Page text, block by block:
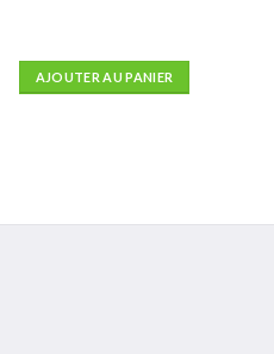
AJOUTER AU PANIER